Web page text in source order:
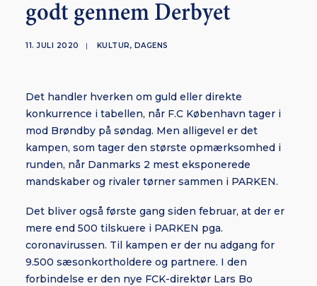
ENGLISH
BORNHOLM
SUBSCRIBE
godt gennem Derbyet
11. JULI 2020 | KULTUR, DAGENS
Det handler hverken om guld eller direkte
konkurrence i tabellen, når F.C København tager i
mod Brøndby på søndag. Men alligevel er det
kampen, som tager den største opmærksomhed i
runden, når Danmarks 2 mest eksponerede
mandskaber og rivaler tørner sammen i PARKEN.
Det bliver også første gang siden februar, at der er
mere end 500 tilskuere i PARKEN pga.
coronavirussen. Til kampen er der nu adgang for
9.500 sæsonkortholdere og partnere. I den
forbindelse er den nye FCK-direktør Lars Bo